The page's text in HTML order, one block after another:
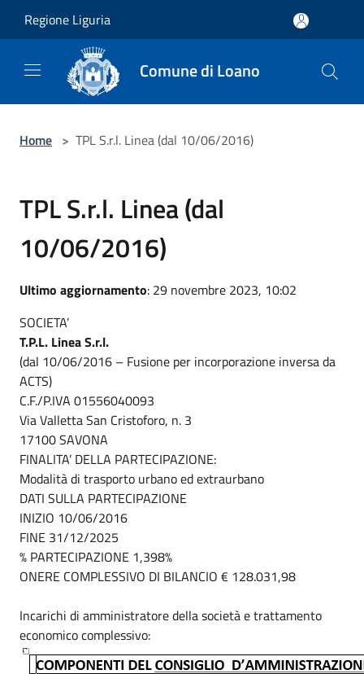
Regione Liguria
Comune di Loano
Home > TPL S.r.l. Linea (dal 10/06/2016)
TPL S.r.l. Linea (dal
10/06/2016)
Ultimo aggiornamento: 29 novembre 2023, 10:02
SOCIETA’
T.P.L. Linea S.r.l.
(dal 10/06/2016 – Fusione per incorporazione inversa da
ACTS)
C.F./P.IVA 01556040093
Via Valletta San Cristoforo, n. 3
17100 SAVONA
FINALITA’ DELLA PARTECIPAZIONE:
Modalità di trasporto urbano ed extraurbano
DATI SULLA PARTECIPAZIONE
INIZIO 10/06/2016
FINE 31/12/2025
% PARTECIPAZIONE 1,398%
ONERE COMPLESSIVO DI BILANCIO € 128.031,98
Incarichi di amministratore della società e trattamento
economico complessivo: